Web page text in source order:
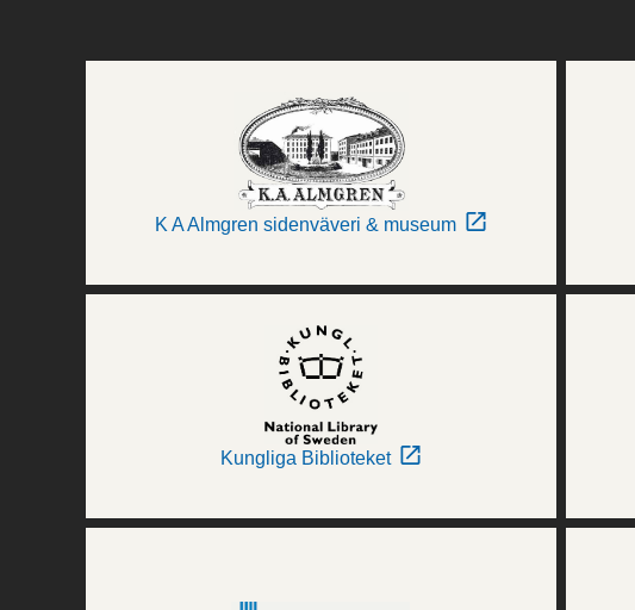
K A Almgren sidenväveri & museum
Kungliga Biblioteket